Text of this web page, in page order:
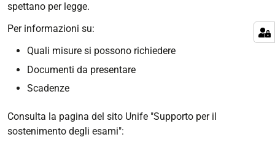
spettano per legge.
Per informazioni su:
Quali misure si possono richiedere
Documenti da presentare
Scadenze
Consulta la pagina del sito Unife "Supporto per il
sostenimento degli esami":